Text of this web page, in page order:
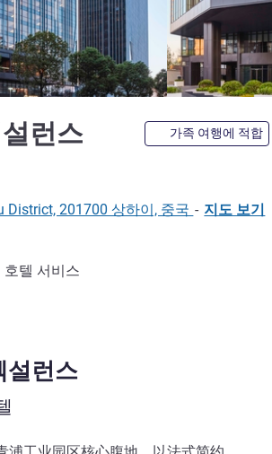
런스 가족 여행에 적합
District, 201700 상하이, 중국 - 지도 보기
호텔 서비스
설런스